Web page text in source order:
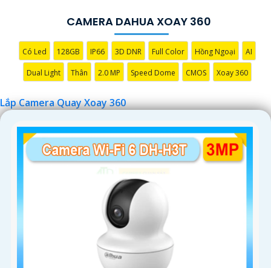
CAMERA DAHUA XOAY 360
Có Led 128GB IP66 3D DNR Full Color Hồng Ngoại AI
Dual Light Thân 2.0 MP Speed Dome CMOS Xoay 360
Lắp Camera Quay Xoay 360